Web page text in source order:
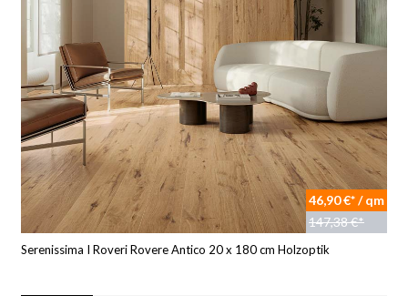
46,90 €* / qm
147,38 €*
Serenissima I Roveri Rovere Antico 20 x 180 cm Holzoptik